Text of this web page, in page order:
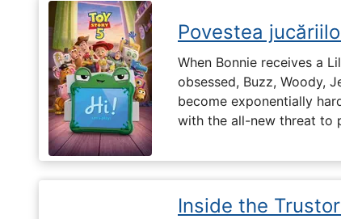
Povestea
When Bonnie receives a
obsessed, Buzz, Woody,
become exponentially
with the all-new threat to
Inside the